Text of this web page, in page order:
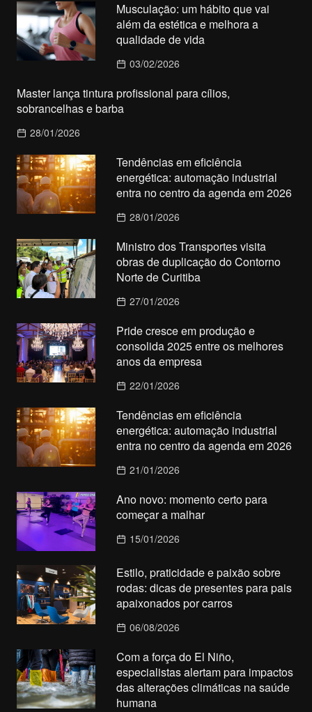
Musculação: um hábito que vai
além da estética e melhora a
qualidade de vida
03/02/2026
Master lança tintura profissional para cílios,
sobrancelhas e barba
28/01/2026
Tendências em eficiência
energética: automação industrial
entra no centro da agenda em 2026
28/01/2026
Ministro dos Transportes visita
obras de duplicação do Contorno
Norte de Curitiba
27/01/2026
Pride cresce em produção e
consolida 2025 entre os melhores
anos da empresa
22/01/2026
Tendências em eficiência
energética: automação industrial
entra no centro da agenda em 2026
21/01/2026
Ano novo: momento certo para
começar a malhar
15/01/2026
Estilo, praticidade e paixão sobre
rodas: dicas de presentes para pais
apaixonados por carros
06/08/2026
Com a força do El Niño,
especialistas alertam para impactos
das alterações climáticas na saúde
humana